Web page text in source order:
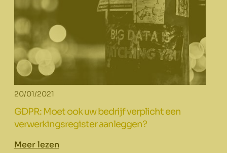
20/01/2021
GDPR: Moet ook uw bedrijf verplicht een
verwerkingsregister aanleggen?
Meer lezen